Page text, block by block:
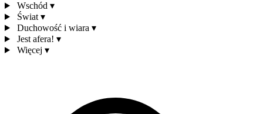
Wschód ▾
Świat ▾
Duchowość i wiara ▾
Jest afera! ▾
Więcej ▾